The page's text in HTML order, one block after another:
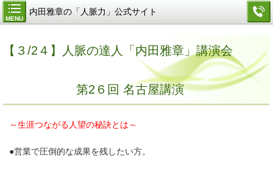
MENU
内田雅章の「人脈力」公式サイト
【３/2４】人脈の達人「内田雅章」講演会
第2６回 名古屋講演
～生涯つながる人望の秘訣とは～
●営業で圧倒的な成果を残したい方。